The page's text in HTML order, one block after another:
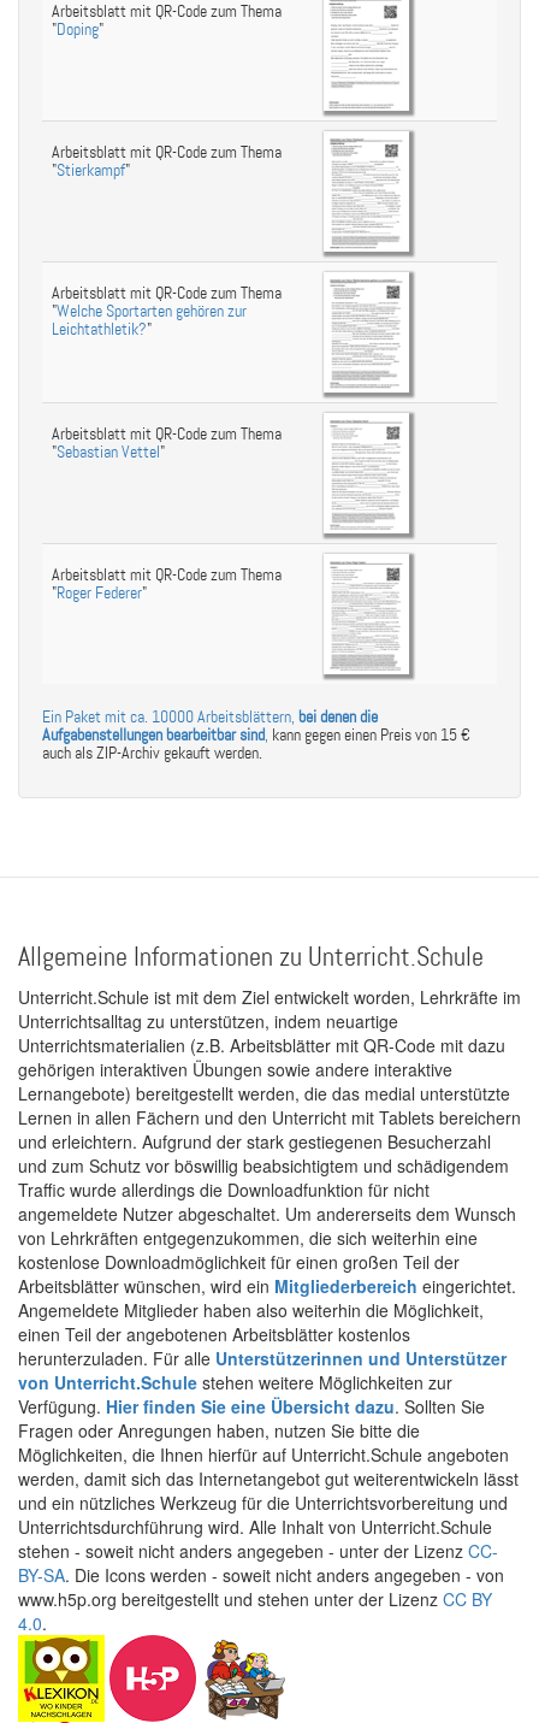
Arbeitsblatt mit QR-Code zum Thema
"Doping"
Arbeitsblatt mit QR-Code zum Thema
"Stierkampf"
Arbeitsblatt mit QR-Code zum Thema
"Welche Sportarten gehören zur
Leichtathletik?"
Arbeitsblatt mit QR-Code zum Thema
"Sebastian Vettel"
Arbeitsblatt mit QR-Code zum Thema
"Roger Federer"
Ein Paket mit ca. 10000 Arbeitsblättern, bei denen die
Aufgabenstellungen bearbeitbar sind, kann gegen einen Preis von 15 €
auch als ZIP-Archiv gekauft werden.
Allgemeine Informationen zu Unterricht.Schule
Unterricht.Schule ist mit dem Ziel entwickelt worden, Lehrkräfte im
Unterrichtsalltag zu unterstützen, indem neuartige
Unterrichtsmaterialien (z.B. Arbeitsblätter mit QR-Code mit dazu
gehörigen interaktiven Übungen sowie andere interaktive
Lernangebote) bereitgestellt werden, die das medial unterstützte
Lernen in allen Fächern und den Unterricht mit Tablets bereichern
und erleichtern. Aufgrund der stark gestiegenen Besucherzahl
und zum Schutz vor böswillig beabsichtigtem und schädigendem
Traffic wurde allerdings die Downloadfunktion für nicht
angemeldete Nutzer abgeschaltet. Um andererseits dem Wunsch
von Lehrkräften entgegenzukommen, die sich weiterhin eine
kostenlose Downloadmöglichkeit für einen großen Teil der
Arbeitsblätter wünschen, wird ein Mitgliederbereich eingerichtet.
Angemeldete Mitglieder haben also weiterhin die Möglichkeit,
einen Teil der angebotenen Arbeitsblätter kostenlos
herunterzuladen. Für alle Unterstützerinnen und Unterstützer
von Unterricht.Schule stehen weitere Möglichkeiten zur
Verfügung. Hier finden Sie eine Übersicht dazu. Sollten Sie
Fragen oder Anregungen haben, nutzen Sie bitte die
Möglichkeiten, die Ihnen hierfür auf Unterricht.Schule angeboten
werden, damit sich das Internetangebot gut weiterentwickeln lässt
und ein nützliches Werkzeug für die Unterrichtsvorbereitung und
Unterrichtsdurchführung wird. Alle Inhalt von Unterricht.Schule
stehen - soweit nicht anders angegeben - unter der Lizenz CC-
BY-SA. Die Icons werden - soweit nicht anders angegeben - von
www.h5p.org bereitgestellt und stehen unter der Lizenz CC BY
4.0.